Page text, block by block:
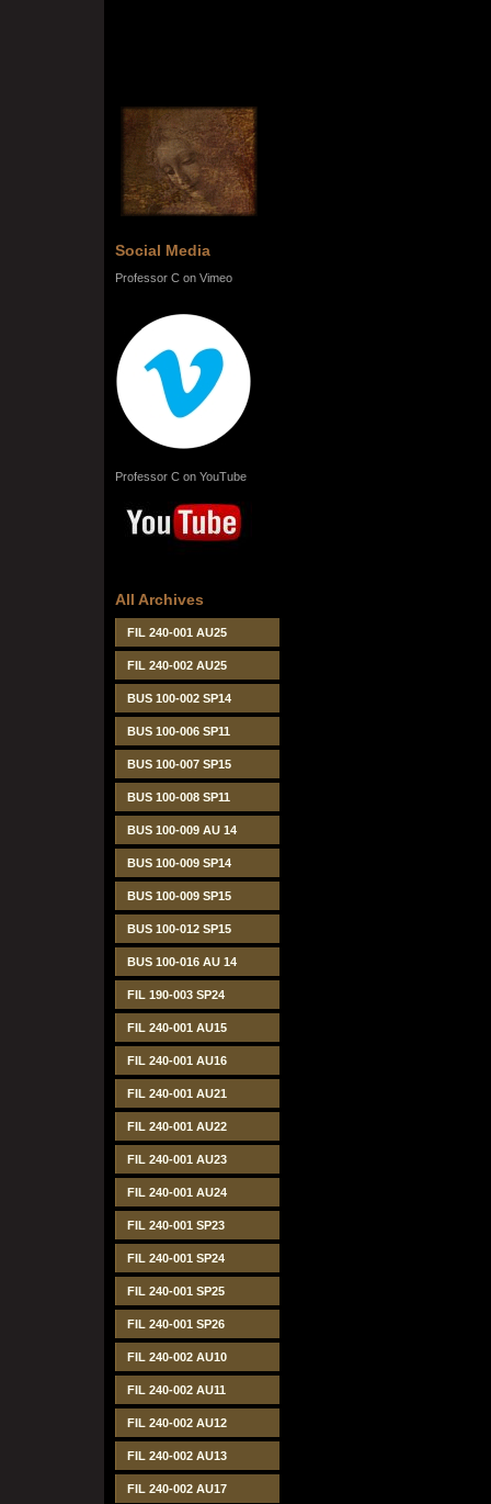
Social Media
Professor C on Vimeo
Professor C on YouTube
All Archives
FIL 240-001 AU25
FIL 240-002 AU25
BUS 100-002 SP14
BUS 100-006 SP11
BUS 100-007 SP15
BUS 100-008 SP11
BUS 100-009 AU 14
BUS 100-009 SP14
BUS 100-009 SP15
BUS 100-012 SP15
BUS 100-016 AU 14
FIL 190-003 SP24
FIL 240-001 AU15
FIL 240-001 AU16
FIL 240-001 AU21
FIL 240-001 AU22
FIL 240-001 AU23
FIL 240-001 AU24
FIL 240-001 SP23
FIL 240-001 SP24
FIL 240-001 SP25
FIL 240-001 SP26
FIL 240-002 AU10
FIL 240-002 AU11
FIL 240-002 AU12
FIL 240-002 AU13
FIL 240-002 AU17